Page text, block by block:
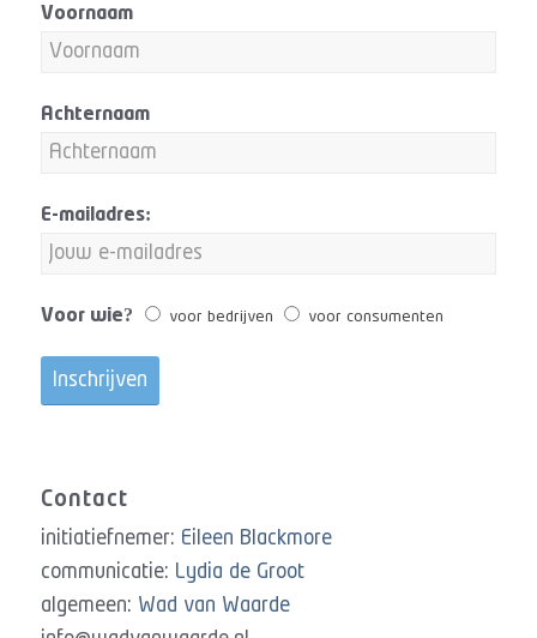
Voornaam
Achternaam
E-mailadres:
Voor wie? voor bedrijven voor consumenten
Contact
initiatiefnemer: Eileen Blackmore
communicatie: Lydia de Groot
algemeen: Wad van Waarde